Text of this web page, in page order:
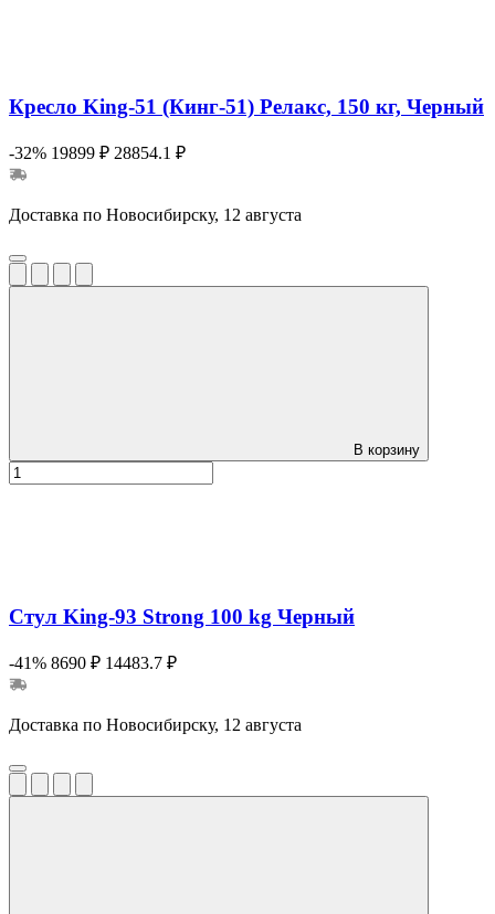
Кресло King-51 (Кинг-51) Релакс, 150 кг, Черный
-32% 19899 ₽ 28854.1 ₽
Доставка по Новосибирску, 12 августа
В корзину
Стул King-93 Strong 100 kg Черный
-41% 8690 ₽ 14483.7 ₽
Доставка по Новосибирску, 12 августа